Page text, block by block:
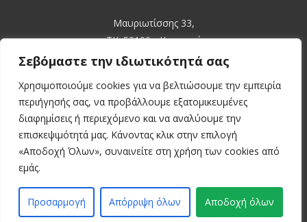
Σεβόμαστε την ιδιωτικότητά σας
Χρησιμοποιούμε cookies για να βελτιώσουμε την εμπειρία
περιήγησής σας, να προβάλλουμε εξατομικευμένες
διαφημίσεις ή περιεχόμενο και να αναλύουμε την
επισκεψιμότητά μας. Κάνοντας κλικ στην επιλογή
«Αποδοχή Όλων», συναινείτε στη χρήση των cookies από
εμάς.
Προσαρμογή Απόρριψη όλων Αποδοχή όλων
Μαυριωτίσσης 33,
ΤΚ. 52100 - Καστοριά